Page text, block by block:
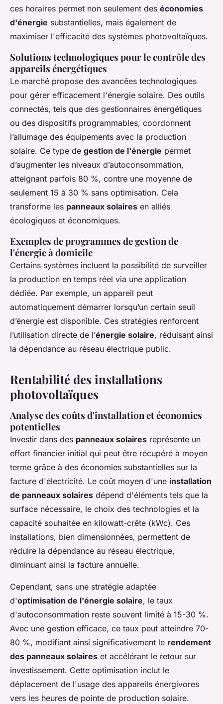
ces horaires permet non seulement des économies
d'énergie substantielles, mais également de
maximiser l'efficacité des systèmes photovoltaïques.
Solutions technologiques pour le contrôle des
appareils énergétiques
Le marché propose des avancées technologiques
pour gérer efficacement l'énergie solaire. Des outils
connectés, tels que des gestionnaires énergétiques
ou des dispositifs programmables, coordonnent
l’allumage des équipements avec la production
solaire. Ce type de gestion de l'énergie permet
d’augmenter les niveaux d’autoconsommation,
atteignant parfois 80 %, contre une moyenne de
seulement 15 à 30 % sans optimisation. Cela
transforme les panneaux solaires en alliés
écologiques et économiques.
Exemples de programmes de gestion de
l'énergie à domicile
Certains systèmes incluent la possibilité de surveiller
la production en temps réel via une application
dédiée. Par exemple, un appareil peut
automatiquement démarrer lorsqu’un certain seuil
d’énergie est disponible. Ces stratégies renforcent
l’utilisation directe de l’énergie solaire, réduisant ainsi
la dépendance au réseau électrique public.
Rentabilité des installations
photovoltaïques
Analyse des coûts d'installation et économies
potentielles
Investir dans des panneaux solaires représente un
effort financier initial qui peut être récupéré à moyen
terme grâce à des économies substantielles sur la
facture d'électricité. Le coût moyen d'une installation
de panneaux solaires dépend d'éléments tels que la
surface nécessaire, le choix des technologies et la
capacité souhaitée en kilowatt-crête (kWc). Ces
installations, bien dimensionnées, permettent de
réduire la dépendance au réseau électrique,
diminuant ainsi la facture annuelle.
Cependant, sans une stratégie adaptée
d'optimisation de l'énergie solaire, le taux
d'autoconsommation reste souvent limité à 15-30 %.
Avec une gestion efficace, ce taux peut atteindre 70-
80 %, modifiant ainsi significativement le rendement
des panneaux solaires et accélérant le retour sur
investissement. Cette optimisation inclut le
déplacement de l'usage des appareils énergivores
vers les heures de pointe de production solaire.